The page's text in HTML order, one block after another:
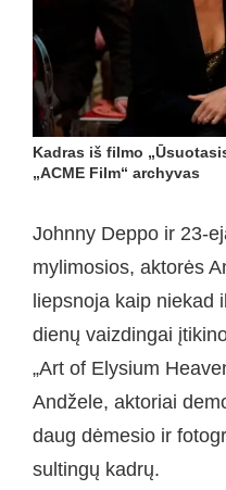
Kadras iš filmo
„ACME Film“ archyvas
Johnny Deppo ir 23-
mylimosios, aktorės
liepsnoja kaip niekad
dienų vaizdingai
„Art of Elysium
Andžele, aktoriai
daug dėmesio ir
sultingų kadrų.